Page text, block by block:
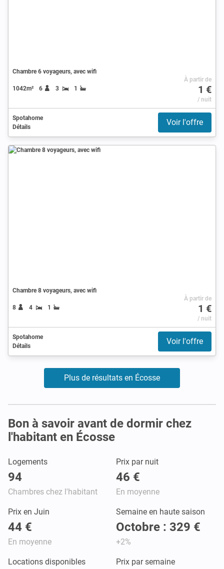
Chambre 6 voyageurs, avec wifi
1042m² 6 3 1
À partir de
1 €
/ nuit
Spotahome
Détails
Voir l'offre
Chambre 8 voyageurs, avec wifi
8 4 1
À partir de
1 €
/ nuit
Spotahome
Détails
Voir l'offre
Plus de résultats en Écosse
Bon à savoir avant de dormir chez
l'habitant en Écosse
Logements
94
Chambres chez l'habitant
Prix par nuit
46 €
En moyenne
Prix en Juin
44 €
En moyenne
Semaine en haute saison
Octobre : 329 €
+2%
Locations disponibles Prix par semaine